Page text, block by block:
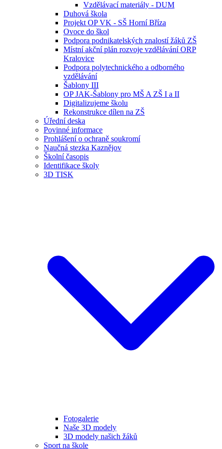
Vzdělávací materiály - DUM
Duhová škola
Projekt OP VK - SŠ Horní Bříza
Ovoce do škol
Podpora podnikatelských znalostí žáků ZŠ
Místní akční plán rozvoje vzdělávání ORP
Kralovice
Podpora polytechnického a odborného
vzdělávání
Šablony III
OP JAK-Šablony pro MŠ A ZŠ I a II
Digitalizujeme školu
Rekonstrukce dílen na ZŠ
Úřední deska
Povinné informace
Prohlášení o ochraně soukromí
Naučná stezka Kaznějov
Školní časopis
Identifikace školy
3D TISK
Fotogalerie
Naše 3D modely
3D modely našich žáků
Sport na škole